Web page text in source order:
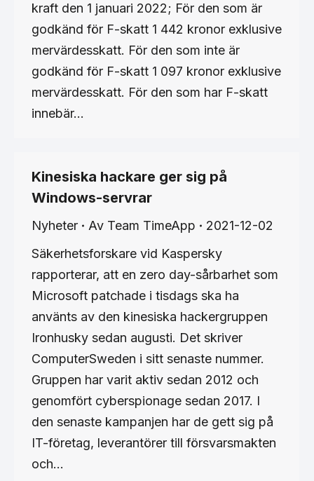
kraft den 1 januari 2022; För den som är
godkänd för F-skatt 1 442 kronor exklusive
mervärdesskatt. För den som inte är
godkänd för F-skatt 1 097 kronor exklusive
mervärdesskatt. För den som har F-skatt
innebär…
Kinesiska hackare ger sig på
Windows-servrar
Nyheter Av Team TimeApp
2021-12-02
Säkerhetsforskare vid Kaspersky
rapporterar, att en zero day-sårbarhet som
Microsoft patchade i tisdags ska ha
använts av den kinesiska hackergruppen
Ironhusky sedan augusti. Det skriver
ComputerSweden i sitt senaste nummer.
Gruppen har varit aktiv sedan 2012 och
genomfört cyberspionage sedan 2017. I
den senaste kampanjen har de gett sig på
IT-företag, leverantörer till försvarsmakten
och…